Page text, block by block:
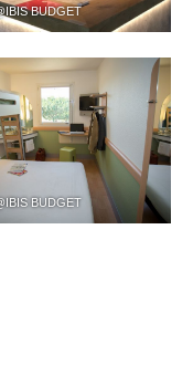
BUDGET
BUDGET